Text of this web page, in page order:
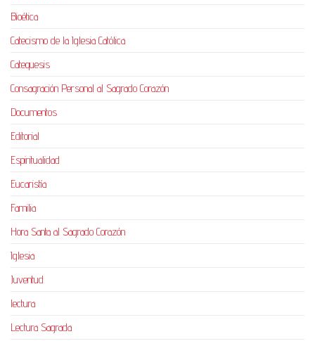
Bioética
Catecismo de la Iglesia Católica
Catequesis
Consagración Personal al Sagrado Corazón
Documentos
Editorial
Espiritualidad
Eucaristía
Familia
Hora Santa al Sagrado Corazón
Iglesia
Juventud
lectura
Lectura Sagrada